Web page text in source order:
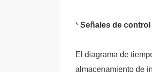
* Señales de control
El diagrama de
almacenamiento de